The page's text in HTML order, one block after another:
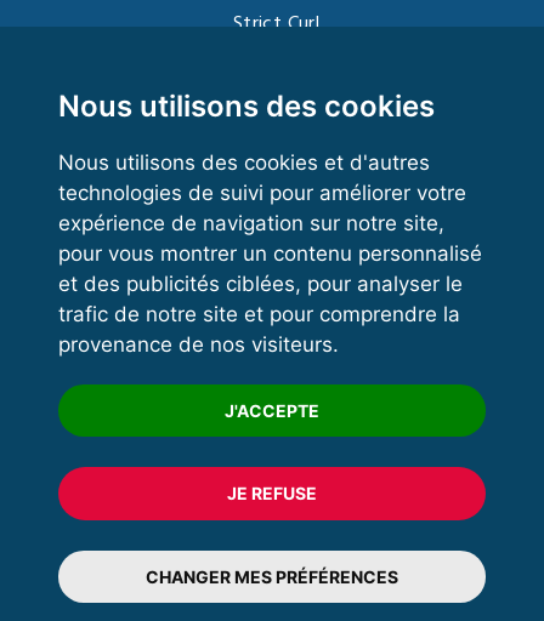
Nous utilisons des cookies
Nous utilisons des cookies et d'autres
technologies de suivi pour améliorer votre
expérience de navigation sur notre site,
pour vous montrer un contenu personnalisé
et des publicités ciblées, pour analyser le
trafic de notre site et pour comprendre la
provenance de nos visiteurs.
J'ACCEPTE
JE REFUSE
CHANGER MES PRÉFÉRENCES
Strict Curl
Kettlebell
VOS ESPACES
Espace dirigeant
Espace licencié
Trouver un club
Formation
© 2020 FFFORCE Tous droits réservés
Mentions légales
Plan du site